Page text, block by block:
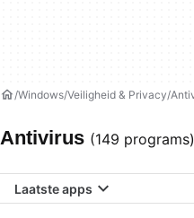
Windows Veiligheid & Privacy
Antivirus (149 programs)
Laatste apps